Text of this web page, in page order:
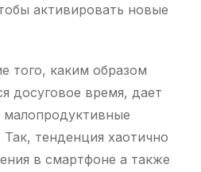
активировать новые
того, каким образом
досуговое время, дает
тенденция хаотично
в смартфоне а также